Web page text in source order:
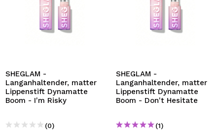
SHEGLAM -
Langanhaltender, matter
Lippenstift Dynamatte
Boom - I'm Risky
(0)
SHEGLAM -
Langanhaltender, matter
Lippenstift Dynamatte
Boom - Don't Hesitate
(1)